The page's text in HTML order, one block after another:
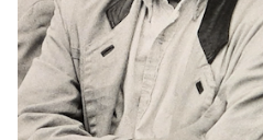
Contact
Mentions légales
Newsletter